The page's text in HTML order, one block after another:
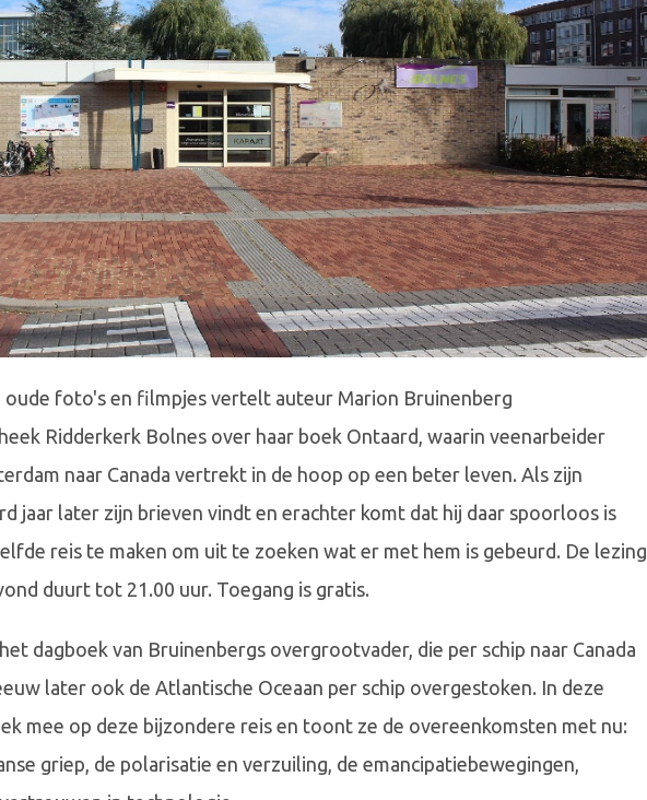
oude foto's en filmpjes vertelt auteur Marion Bruinenberg
Ridderkerk Bolnes over haar boek Ontaard, waarin veenarbeider
naar Canada vertrekt in de hoop op een beter leven. Als zijn
jaar later zijn brieven vindt en erachter komt dat hij daar spoorloos is
reis te maken om uit te zoeken wat er met hem is gebeurd. De lezing
duurt tot 21.00 uur. Toegang is gratis.
dagboek van Bruinenbergs overgrootvader, die per schip naar Canada
later ook de Atlantische Oceaan per schip overgestoken. In deze
mee op deze bijzondere reis en toont ze de overeenkomsten met nu:
griep, de polarisatie en verzuiling, de emancipatiebewegingen,